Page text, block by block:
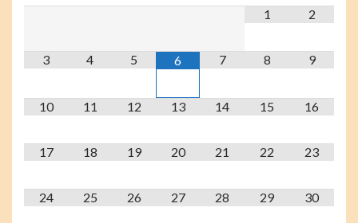
1 2
3 4 5 6 7 8 9
10 11 12 13 14 15 16
17 18 19 20 21 22 23
24 25 26 27 28 29 30